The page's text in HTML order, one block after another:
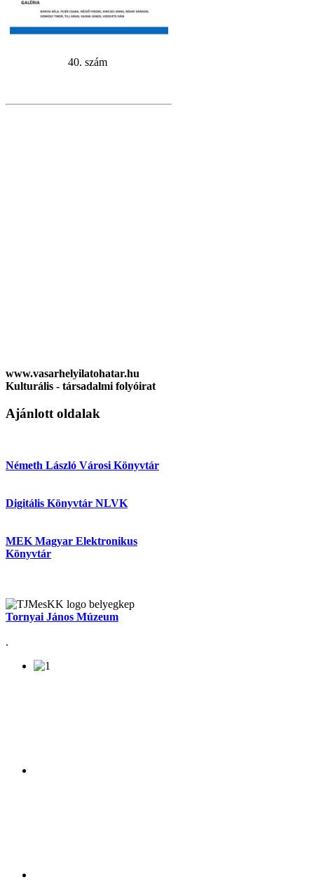
40. szám
www.vasarhelyilatohatar.hu
Kulturális - társadalmi folyóirat
Ajánlott oldalak
Németh László Városi Könyvtár
Digitális Könyvtár NLVK
MEK Magyar Elektronikus
Könyvtár
Tornyai János Múzeum
.